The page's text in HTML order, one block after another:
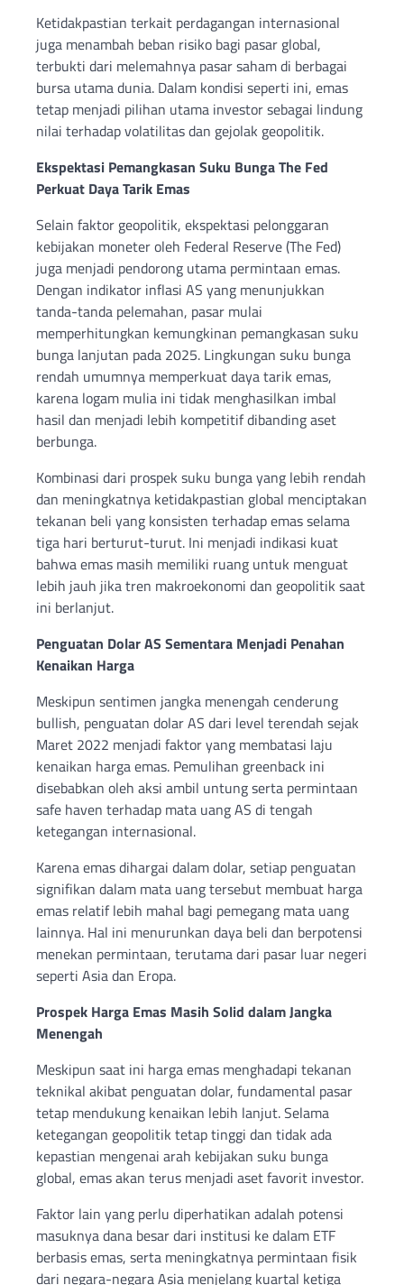
Ketidakpastian terkait perdagangan internasional
juga menambah beban risiko bagi pasar global,
terbukti dari melemahnya pasar saham di berbagai
bursa utama dunia. Dalam kondisi seperti ini, emas
tetap menjadi pilihan utama investor sebagai lindung
nilai terhadap volatilitas dan gejolak geopolitik.
Ekspektasi Pemangkasan Suku Bunga The Fed
Perkuat Daya Tarik Emas
Selain faktor geopolitik, ekspektasi pelonggaran
kebijakan moneter oleh Federal Reserve (The Fed)
juga menjadi pendorong utama permintaan emas.
Dengan indikator inflasi AS yang menunjukkan
tanda-tanda pelemahan, pasar mulai
memperhitungkan kemungkinan pemangkasan suku
bunga lanjutan pada 2025. Lingkungan suku bunga
rendah umumnya memperkuat daya tarik emas,
karena logam mulia ini tidak menghasilkan imbal
hasil dan menjadi lebih kompetitif dibanding aset
berbunga.
Kombinasi dari prospek suku bunga yang lebih rendah
dan meningkatnya ketidakpastian global menciptakan
tekanan beli yang konsisten terhadap emas selama
tiga hari berturut-turut. Ini menjadi indikasi kuat
bahwa emas masih memiliki ruang untuk menguat
lebih jauh jika tren makroekonomi dan geopolitik saat
ini berlanjut.
Penguatan Dolar AS Sementara Menjadi Penahan
Kenaikan Harga
Meskipun sentimen jangka menengah cenderung
bullish, penguatan dolar AS dari level terendah sejak
Maret 2022 menjadi faktor yang membatasi laju
kenaikan harga emas. Pemulihan greenback ini
disebabkan oleh aksi ambil untung serta permintaan
safe haven terhadap mata uang AS di tengah
ketegangan internasional.
Karena emas dihargai dalam dolar, setiap penguatan
signifikan dalam mata uang tersebut membuat harga
emas relatif lebih mahal bagi pemegang mata uang
lainnya. Hal ini menurunkan daya beli dan berpotensi
menekan permintaan, terutama dari pasar luar negeri
seperti Asia dan Eropa.
Prospek Harga Emas Masih Solid dalam Jangka
Menengah
Meskipun saat ini harga emas menghadapi tekanan
teknikal akibat penguatan dolar, fundamental pasar
tetap mendukung kenaikan lebih lanjut. Selama
ketegangan geopolitik tetap tinggi dan tidak ada
kepastian mengenai arah kebijakan suku bunga
global, emas akan terus menjadi aset favorit investor.
Faktor lain yang perlu diperhatikan adalah potensi
masuknya dana besar dari institusi ke dalam ETF
berbasis emas, serta meningkatnya permintaan fisik
dari negara-negara Asia menjelang kuartal ketiga